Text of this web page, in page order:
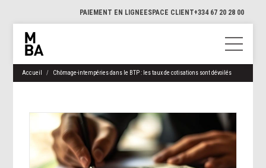
PAIEMENT EN LIGNEESPACE CLIENT+334 67 20 28 00
Accueil Chômage-intempéries dans le BTP : les taux de cotisations sont dévoilés